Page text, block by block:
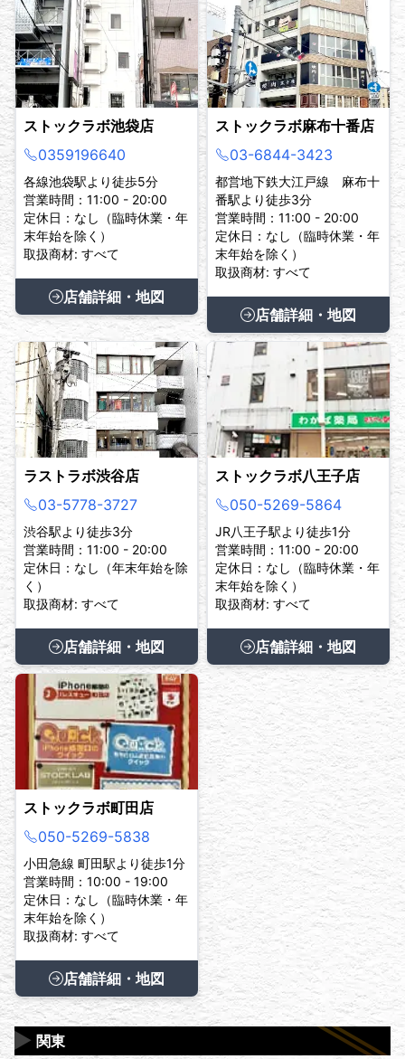
ストックラボ池袋店
0359196640
各線池袋駅より徒歩5分
営業時間：11:00 - 20:00
定休日：なし（臨時休業・年
末年始を除く）
取扱商材: すべて
店舗詳細・地図
ストックラボ麻布十番店
03-6844-3423
都営地下鉄大江戸線 麻布十
番駅より徒歩3分
営業時間：11:00 - 20:00
定休日：なし（臨時休業・年
末年始を除く）
取扱商材: すべて
店舗詳細・地図
ラストラボ渋谷店
03-5778-3727
渋谷駅より徒歩3分
営業時間：11:00 - 20:00
定休日：なし（年末年始を除
く）
取扱商材: すべて
店舗詳細・地図
ストックラボ八王子店
050-5269-5864
JR八王子駅より徒歩1分
営業時間：11:00 - 20:00
定休日：なし（臨時休業・年
末年始を除く）
取扱商材: すべて
店舗詳細・地図
ストックラボ町田店
050-5269-5838
小田急線 町田駅より徒歩1分
営業時間：10:00 - 19:00
定休日：なし（臨時休業・年
末年始を除く）
取扱商材: すべて
店舗詳細・地図
関東
▶